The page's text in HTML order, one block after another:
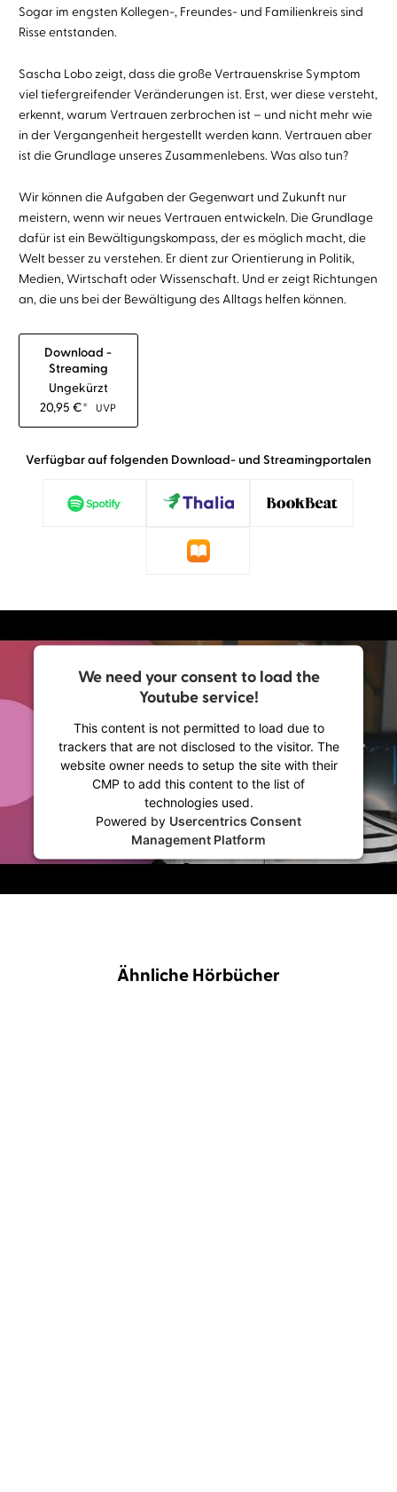
Sogar im engsten Kollegen-, Freundes- und Familienkreis sind
Risse entstanden.
Sascha Lobo zeigt, dass die große Vertrauenskrise Symptom
viel tiefergreifender Veränderungen ist. Erst, wer diese versteht,
erkennt, warum Vertrauen zerbrochen ist – und nicht mehr wie
in der Vergangenheit hergestellt werden kann. Vertrauen aber
ist die Grundlage unseres Zusammenlebens. Was also tun?
Wir können die Aufgaben der Gegenwart und Zukunft nur
meistern, wenn wir neues Vertrauen entwickeln. Die Grundlage
dafür ist ein Bewältigungskompass, der es möglich macht, die
Welt besser zu verstehen. Er dient zur Orientierung in Politik,
Medien, Wirtschaft oder Wissenschaft. Und er zeigt Richtungen
an, die uns bei der Bewältigung des Alltags helfen können.
Download -
Streaming
Ungekürzt
20,95€* UVP
Verfügbar auf folgenden Download- und Streamingportalen
We need your consent to load the
Youtube service!
This content is not permitted to load due to
trackers that are not disclosed to the visitor. The
website owner needs to setup the site with their
CMP to add this content to the list of
technologies used.
Powered by Usercentrics Consent
Management Platform
Ähnliche Hörbücher